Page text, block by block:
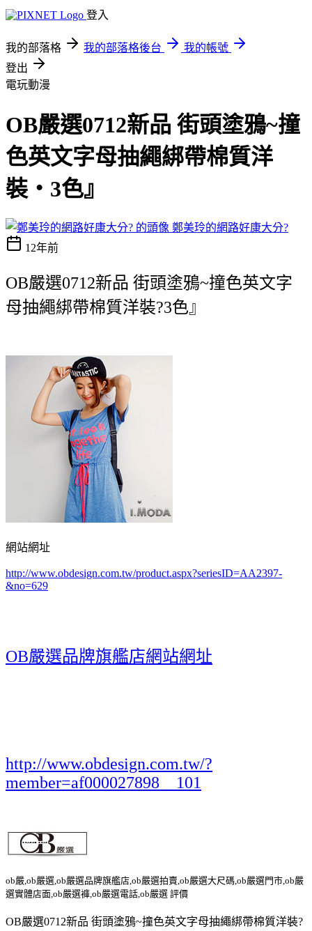
登入
我的部落格 我的部落格後台
我的帳號
登出
電玩動漫
OB嚴選0712新品 街頭塗鴉~撞
色英文字母抽繩綁帶棉質洋
裝‧3色』
鄭美玲的網路好康大分?
12年前
OB嚴選0712新品 街頭塗鴉~撞色英文字
母抽繩綁帶棉質洋裝?3色』
網站網址
http://www.obdesign.com.tw/product.aspx?seriesID=AA2397-
&no=629
OB嚴選品牌旗艦店網站網址
http://www.obdesign.com.tw/?
member=af000027898__101
ob嚴,ob嚴選,ob嚴選品牌旗艦店,ob嚴選拍賣,ob嚴選大尺碼,ob嚴選門市,ob嚴
選實體店面,ob嚴選褲,ob嚴選電話,ob嚴選 評價
OB嚴選0712新品 街頭塗鴉~撞色英文字母抽繩綁帶棉質洋裝?